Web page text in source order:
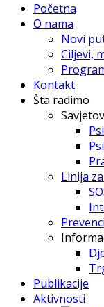
Početna
O nama
Novi
Ciljevi,
Kontakt
Šta radimo
Linija
Publikacije
Aktivnosti